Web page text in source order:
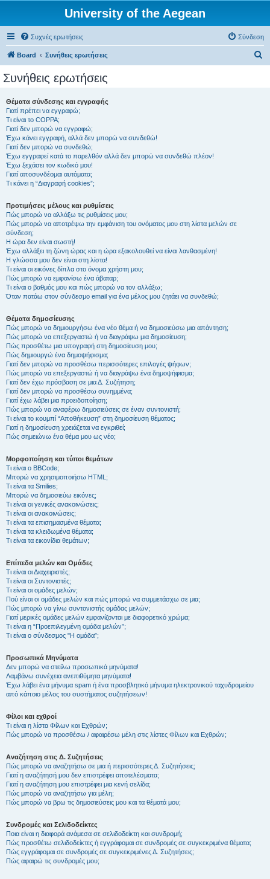
University of the Aegean
Συχνές ερωτήσεις Σύνδεση
Board Συνήθεις ερωτήσεις
Συνήθεις ερωτήσεις
Θέματα σύνδεσης και εγγραφής
Γιατί πρέπει να εγγραφώ;
Τι είναι το COPPA;
Γιατί δεν μπορώ να εγγραφώ;
Έχω κάνει εγγραφή, αλλά δεν μπορώ να συνδεθώ!
Γιατί δεν μπορώ να συνδεθώ;
Έχω εγγραφεί κατά το παρελθόν αλλά δεν μπορώ να συνδεθώ πλέον!
Έχω ξεχάσει τον κωδικό μου!
Γιατί αποσυνδέομαι αυτόματα;
Τι κάνει η “Διαγραφή cookies”;
Προτιμήσεις μέλους και ρυθμίσεις
Πώς μπορώ να αλλάξω τις ρυθμίσεις μου;
Πώς μπορώ να αποτρέψω την εμφάνιση του ονόματος μου στη λίστα μελών σε
σύνδεση;
Η ώρα δεν είναι σωστή!
Έχω αλλάξει τη ζώνη ώρας και η ώρα εξακολουθεί να είναι λανθασμένη!
Η γλώσσα μου δεν είναι στη λίστα!
Τι είναι οι εικόνες δίπλα στο όνομα χρήστη μου;
Πώς μπορώ να εμφανίσω ένα άβαταρ;
Τι είναι ο βαθμός μου και πώς μπορώ να τον αλλάξω;
Όταν πατάω στον σύνδεσμο email για ένα μέλος μου ζητάει να συνδεθώ;
Θέματα δημοσίευσης
Πώς μπορώ να δημιουργήσω ένα νέο θέμα ή να δημοσιεύσω μια απάντηση;
Πώς μπορώ να επεξεργαστώ ή να διαγράψω μια δημοσίευση;
Πώς προσθέτω μια υπογραφή στη δημοσίευση μου;
Πώς δημιουργώ ένα δημοψήφισμα;
Γιατί δεν μπορώ να προσθέσω περισσότερες επιλογές ψήφων;
Πώς μπορώ να επεξεργαστώ ή να διαγράψω ένα δημοψήφισμα;
Γιατί δεν έχω πρόσβαση σε μια Δ. Συζήτηση;
Γιατί δεν μπορώ να προσθέσω συνημμένα;
Γιατί έχω λάβει μια προειδοποίηση;
Πώς μπορώ να αναφέρω δημοσιεύσεις σε έναν συντονιστή;
Τι είναι το κουμπί “Αποθήκευση” στη δημοσίευση θέματος;
Γιατί η δημοσίευση χρειάζεται να εγκριθεί;
Πώς σημειώνω ένα θέμα μου ως νέο;
Μορφοποίηση και τύποι θεμάτων
Τι είναι ο BBCode;
Μπορώ να χρησιμοποιήσω HTML;
Τι είναι τα Smilies;
Μπορώ να δημοσιεύω εικόνες;
Τι είναι οι γενικές ανακοινώσεις;
Τι είναι οι ανακοινώσεις;
Τι είναι τα επισημασμένα θέματα;
Τι είναι τα κλειδωμένα θέματα;
Τι είναι τα εικονίδια θεμάτων;
Επίπεδα μελών και Ομάδες
Τι είναι οι Διαχειριστές;
Τι είναι οι Συντονιστές;
Τι είναι οι ομάδες μελών;
Πού είναι οι ομάδες μελών και πώς μπορώ να συμμετάσχω σε μια;
Πώς μπορώ να γίνω συντονιστής ομάδας μελών;
Γιατί μερικές ομάδες μελών εμφανίζονται με διαφορετικό χρώμα;
Τι είναι η “Προεπιλεγμένη ομάδα μελών”;
Τι είναι ο σύνδεσμος "Η ομάδα”;
Προσωπικά Μηνύματα
Δεν μπορώ να στείλω προσωπικά μηνύματα!
Λαμβάνω συνέχεια ανεπιθύμητα μηνύματα!
Έχω λάβει ένα μήνυμα spam ή ένα προσβλητικό μήνυμα ηλεκτρονικού ταχυδρομείου
από κάποιο μέλος του συστήματος συζητήσεων!
Φίλοι και εχθροί
Τι είναι η λίστα Φίλων και Εχθρών;
Πώς μπορώ να προσθέσω / αφαιρέσω μέλη στις λίστες Φίλων και Εχθρών;
Αναζήτηση στις Δ. Συζητήσεις
Πώς μπορώ να αναζητήσω σε μια ή περισσότερες Δ. Συζητήσεις;
Γιατί η αναζήτησή μου δεν επιστρέφει αποτελέσματα;
Γιατί η αναζήτηση μου επιστρέφει μια κενή σελίδα;
Πώς μπορώ να αναζητήσω για μέλη;
Πώς μπορώ να βρω τις δημοσιεύσεις μου και τα θέματά μου;
Συνδρομές και Σελιδοδείκτες
Ποια είναι η διαφορά ανάμεσα σε σελιδοδείκτη και συνδρομή;
Πώς προσθέτω σελιδοδείκτες ή εγγράφομαι σε συνδρομές σε συγκεκριμένα θέματα;
Πώς εγγράφομαι σε συνδρομές σε συγκεκριμένες Δ. Συζητήσεις;
Πώς αφαιρώ τις συνδρομές μου;